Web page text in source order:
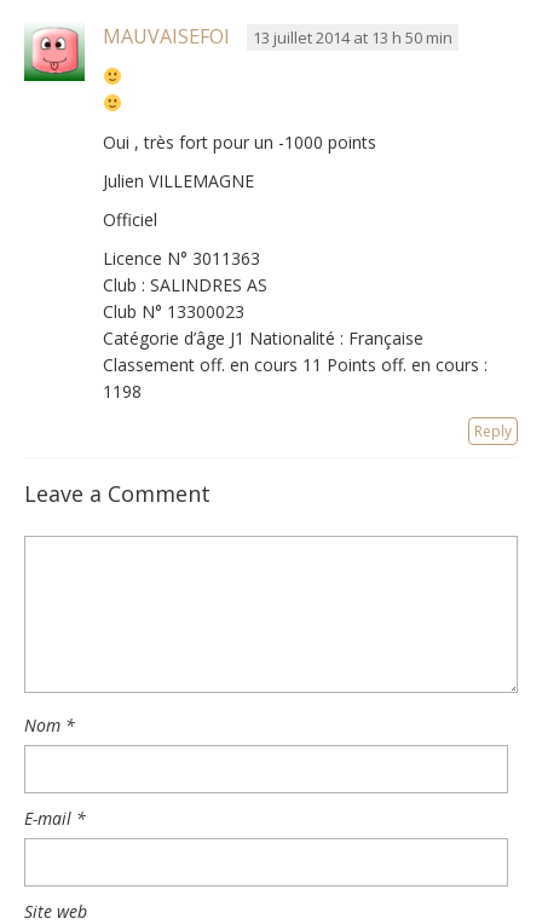
MAUVAISEFOI 13 juillet 2014 at 13 h 50 min
Oui , très fort pour un -1000 points
Julien VILLEMAGNE
Officiel
Licence N° 3011363
Club : SALINDRES AS
Club N° 13300023
Catégorie d’âge J1 Nationalité : Française
Classement off. en cours 11 Points off. en cours :
1198
Reply
Leave a Comment
Nom *
E-mail *
Site web